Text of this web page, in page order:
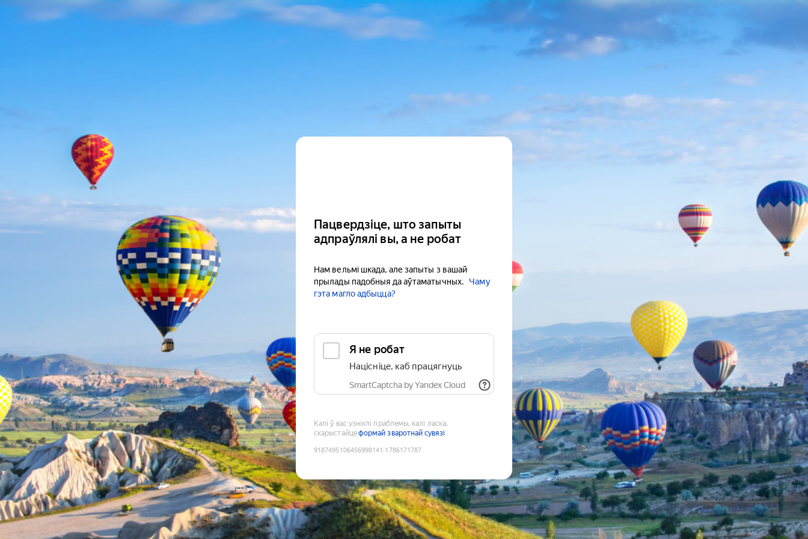
Пацвердзіце, што запыты
адпраўлялі вы, а не робат
Нам вельмі шкада, але запыты з вашай
прылады падобныя да аўтаматычных.
Чаму
гэта магло адбыцца?
Я не робат
Націсніце, каб працягнуць
SmartCaptcha by Yandex Cloud
Калі ў вас узніклі праблемы, калі ласка,
скарыстайцеформай зваротнай сувязі
9187495106456998141 :1786171787